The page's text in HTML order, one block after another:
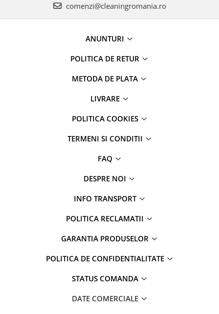
comenzi@cleaningromania.ro
ANUNTURI
POLITICA DE RETUR
METODA DE PLATA
LIVRARE
POLITICA COOKIES
TERMENI SI CONDITII
FAQ
DESPRE NOI
INFO TRANSPORT
POLITICA RECLAMATII
GARANTIA PRODUSELOR
POLITICA DE CONFIDENTIALITATE
STATUS COMANDA
DATE COMERCIALE